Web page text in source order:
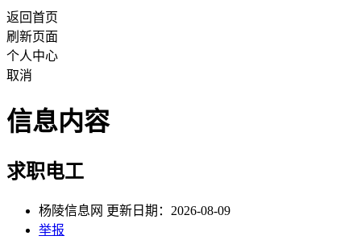
返回首页
刷新页面
个人中心
取消
信息内容
求职电工
杨陵信息网 更新日期：2026-08-09
举报